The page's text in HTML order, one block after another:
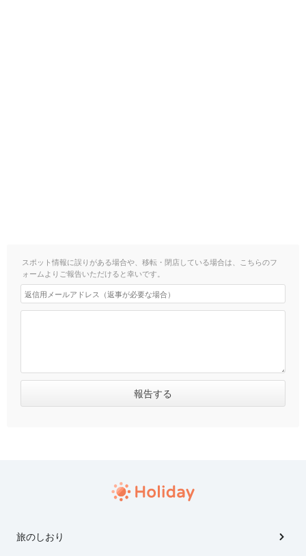
スポット情報に誤りがある場合や、移転・閉店している場合は、こちらのフ
ォームよりご報告いただけると幸いです。
旅のしおり